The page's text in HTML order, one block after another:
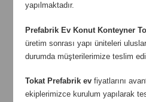
yapılmaktadır.
Prefabrik Ev Konut Konteyner
üretim sonrası yapı üniteleri
durumda müşterilerimize teslim
TokatPrefabrik ev fiyatlarını
ekiplerimizce kurulum yapılarak